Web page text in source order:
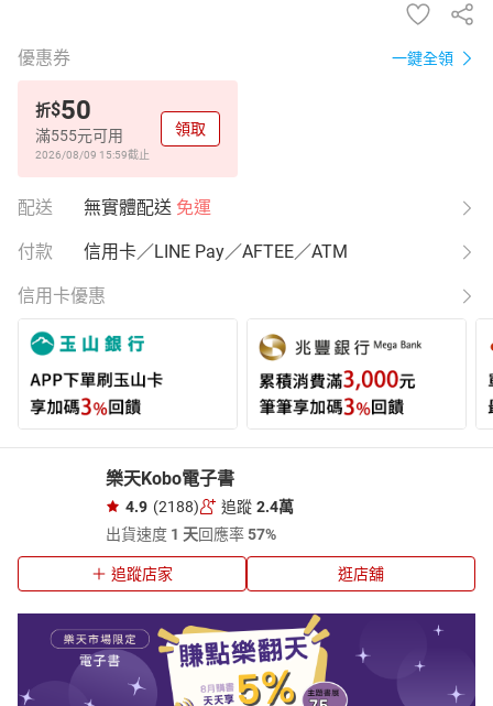
優惠券 一鍵全領
折$50
滿555元可用
2026/08/09 15:59截止
領取
配送 無實體配送 免運
付款 信用卡／LINE Pay／AFTEE／ATM
信用卡優惠
樂天Kobo電子書
4.9 (2188) 追蹤 2.4萬
出貨速度 1 天回應率57%
追蹤店家 逛店舖